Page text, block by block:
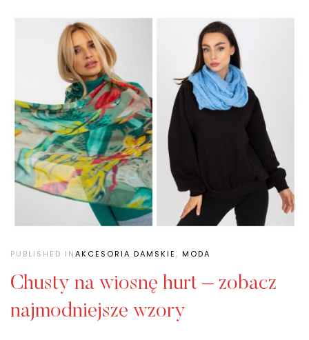
PUBLISHED INAKCESORIA DAMSKIE, MODA
Chusty na wiosnę hurt – zobacz
najmodniejsze wzory